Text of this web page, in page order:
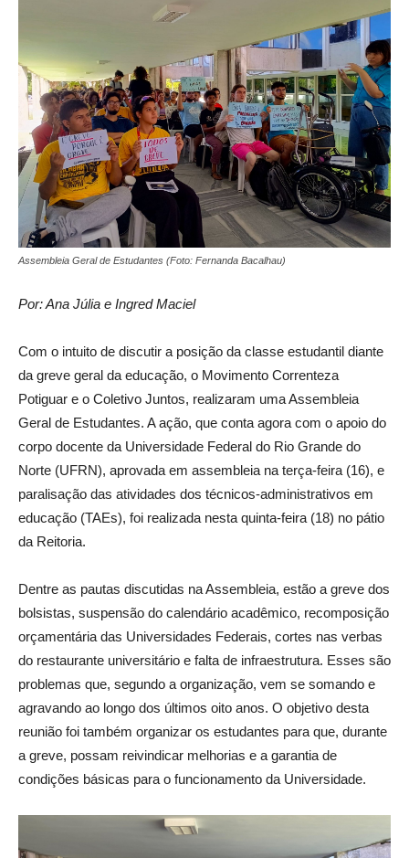
Assembleia Geral de Estudantes (Foto: Fernanda Bacalhau)
Por: Ana Júlia e Ingred Maciel
Com o intuito de discutir a posição da classe estudantil diante
da greve geral da educação, o Movimento Correnteza
Potiguar e o Coletivo Juntos, realizaram uma Assembleia
Geral de Estudantes. A ação, que conta agora com o apoio do
corpo docente da Universidade Federal do Rio Grande do
Norte (UFRN), aprovada em assembleia na terça-feira (16), e
paralisação das atividades dos técnicos-administrativos em
educação (TAEs), foi realizada nesta quinta-feira (18) no pátio
da Reitoria.
Dentre as pautas discutidas na Assembleia, estão a greve dos
bolsistas, suspensão do calendário acadêmico, recomposição
orçamentária das Universidades Federais, cortes nas verbas
do restaurante universitário e falta de infraestrutura. Esses são
problemas que, segundo a organização, vem se somando e
agravando ao longo dos últimos oito anos. O objetivo desta
reunião foi também organizar os estudantes para que, durante
a greve, possam reivindicar melhorias e a garantia de
condições básicas para o funcionamento da Universidade.